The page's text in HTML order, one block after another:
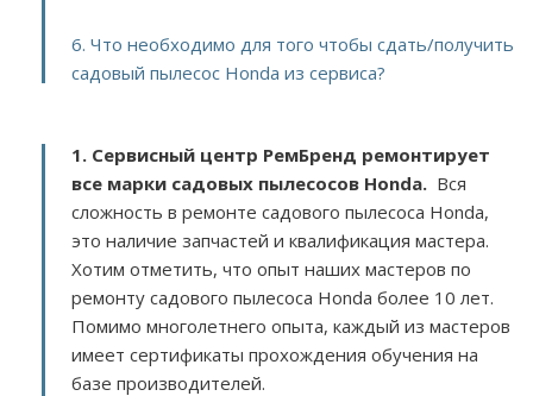
6. Что необходимо для того чтобы сдать/получить
садовый пылесос Honda из сервиса?
1. Сервисный центр РемБренд ремонтирует
все марки садовых пылесосов Honda. Вся
сложность в ремонте садового пылесоса Honda,
это наличие запчастей и квалификация мастера.
Хотим отметить, что опыт наших мастеров по
ремонту садового пылесоса Honda более 10 лет.
Помимо многолетнего опыта, каждый из мастеров
имеет сертификаты прохождения обучения на
базе производителей.